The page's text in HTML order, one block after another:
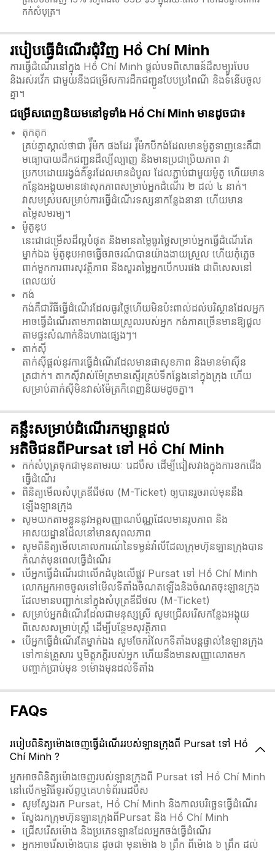
កក់សំបុត្រ។
របៀបធ្វើដំណើរជុំវិញ Hồ Chí Minh
ការធ្វើដំណើរនៅក្នុង Hồ Chí Minh ផ្តល់បទពិសោធន៍ដ៏សម្បូរបែប
និងរស់រវើក ជាមួយនឹងជម្រើសការដឹកជញ្ជូនបែបប្រពៃណី និងទំនើបចូល
គ្នា។
ជម្រើសពេញនិយមនៅទូទាំង Hồ Chí Minh មានដូចជា៖
តុកតុក
គ្រប់គ្នាស្គាល់ថាជា រ៉ុឺម៉ក ផងដែរ រ៉ុឺម៉កបីកង់ដែលមានម៉ូតូទាញនេះគឺជា
មធ្យោបាយដឹកជញ្ជូនដ៏ល្បីល្បាញ និងមានប្រជាប្រិយភាព វា
ប្រកបដោយរង្វង់គំនូរដែលមានដំបូល ដែលភ្ជាប់ជាមួយម៉ូតូ ហើយមាន
កន្លែងអង្គុយមានផាសុកភាពសម្រាប់អ្នកដំណើរ ២ ដល់ ៤ នាក់។
វាសមស្របសម្រាប់ការធ្វើដំណើរទស្សនាកន្លែងនានា ហើយមាន
តម្លៃសមរម្យ។
ម៉ូតូឌុប
នេះជាជម្រើសដ៏ល្អបំផុត និងមានតម្លៃធូរថ្លៃសម្រាប់អ្នកធ្វើដំណើរតែ
ម្នាក់ឯង ម៉ូតូឌុបអាចធ្វើចរាចរណ៍បានយ៉ាងងាយស្រួល ហើយកុំភ្លេច
ពាក់មួកការពារសុវត្ថិភាព និងសួរតម្លៃអ្នកបើកបរផង ជាពិសេសនៅ
ពេលយប់
កង់
កង់គឺជាវិធីធ្វើដំណើរដែលធូរថ្លៃហើយមិនប៉ះពាល់ដល់បរិស្ថានដែលអ្នក
អាចធ្វើដំណើរតាមភាពងាយស្រួលរបស់អ្នក កង់ភាគច្រើនមានឱ្យជួល
តាមផ្ទះសំណាក់និងហាងផ្សេងៗ។
តាក់ស៊ី
តាក់ស៊ីផ្តល់នូវការធ្វើដំណើរដែលមានផាសុខភាព និងមានម៉ាស៊ីន
ត្រជាក់។ តាកសុីវាស់ម៉ែត្រមានស្ទើរគ្រប់ទីកន្លែងនៅក្នុងក្រុង ហើយ
សម្រាប់តាក់សុីមិនវាស់ម៉ែត្រក៏ពេញនិយមដូចគ្នា។
គន្លឹះសម្រាប់ដំណើរកម្សាន្តដល់
អតិថិជនពីPursat ទៅ Hồ Chí Minh
កក់សំបុត្រទុកជាមុនតាមរយៈ រេដបឹស ដើម្បីជៀសវាងក្នុងការខកជើង
ធ្វើដំណើរ
ពិនិត្យមើលសំបុត្រឌីជីថល (M-Ticket) ឲ្យបានរួចរាល់មុននឹង
ឡើងឡានក្រុង
សូមយកតាមខ្លួននូវអត្តសញ្ញាណប័ណ្ណដែលមានរូបភាព និង
អាសយដ្ឋានដែលនៅមានសុពលភាព
សូមពិនិត្យមើលគោលការណ៍នៃទម្ងន់វ៉ាលីដែលក្រុមហ៊ុនឡានក្រុងបាន
កំណត់មុនពេលធ្វើដំណើរ
បើអ្នកធ្វើដំណើរជាលើកដំបូងលើផ្លូវ Pursat ទៅ Hồ Chí Minh
លោកអ្នកអាចចូលទៅមើលទីតាំងចំណតឡើងនិងចំណតចុះឡានក្រុង
ដែលមានបញ្ជាក់នៅក្នុងសំបុត្រឌីជីថល (M-Ticket)
សម្រាប់អ្នកដំណើរដែលជាមនុស្សស្រី សូមជ្រើសរើសកន្លែងអង្គុយ
ពិសេសសម្រាប់ស្ត្រី ដើម្បីបន្ថែមសុវត្ថិភាព
បើអ្នកធ្វើដំណើរតែម្នាក់ឯង សូមចែករំលែកទីតាំងបន្តផ្ទាល់នៃឡានក្រុង
ទៅកាន់គ្រួសារ ឬមិត្តភក្តិរបស់អ្នក ហើយនឹងមានសញ្ញាលោតមក
បញ្ចាក់ប្រាប់មុន ១ម៉ោងមុនដល់ទីតាំង
FAQs
របៀបពិនិត្យម៉ោងចេញធ្វើដំណើររបស់ឡានក្រុងពី Pursat ទៅ Hồ
Chí Minh ?
អ្នកអាចពិនិត្យម៉ោងចេញរបស់ឡានក្រុងពី Pursat ទៅ Hồ Chí Minh
នៅលើកម្មវិធីទូរស័ព្ទឬគេហទំព័ររេដបឹស
សូមស្វែងរក Pursat, Hồ Chí Minh និងកាលបរិច្ឆេទធ្វើដំណើរ
ស្វែងរកក្រុមហ៊ុនឡានក្រុងពីPursat និង Hồ Chí Minh
ជ្រើសរើសម៉ោង និងប្រភេទឡានដែលអ្នកចង់ធ្វើដំណើរ
អ្នកអាចរើសម៉ោងបាន ដូចជា មុនម៉ោង ៦ ព្រឹក ពីម៉ោង ៦ ព្រឹក ដល់